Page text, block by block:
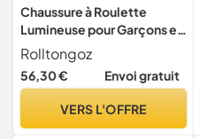
Chaussure à Roulette
Lumineuse pour Garçons et
Filles - Basket Enfant
Retractable Créative pour
Sports de Plein Air - Violet,
Rolltongoz
56,30 € Envoi gratuit
VERS L'OFFRE